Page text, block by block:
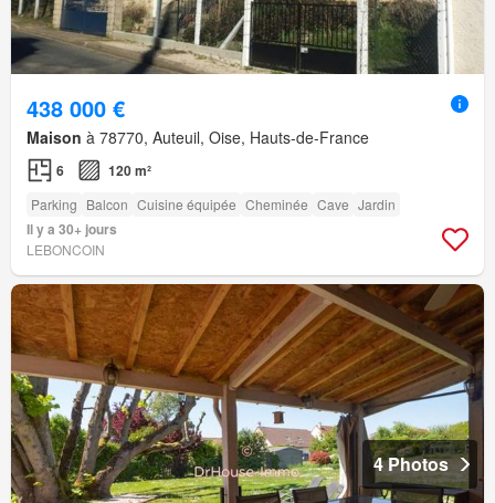
438 000 €
Maison à 78770, Auteuil, Oise, Hauts-de-France
6 120 m²
Parking Balcon Cuisine équipée Cheminée Cave Jardin
Il y a 30+ jours
LEBONCOIN
4 Photos